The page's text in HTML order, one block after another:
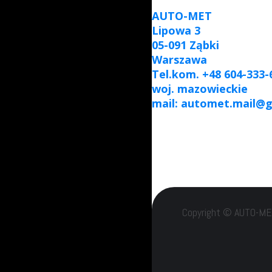
AUTO-MET
Lipowa 3
05-091 Ząbki
Warszawa
Tel.kom. +48 604-333-
woj. mazowieckie
mail:
Copyright © AUTO-